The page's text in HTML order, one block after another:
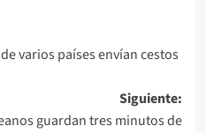
varios países envían cestos
Siguiente:
guardan tres minutos de